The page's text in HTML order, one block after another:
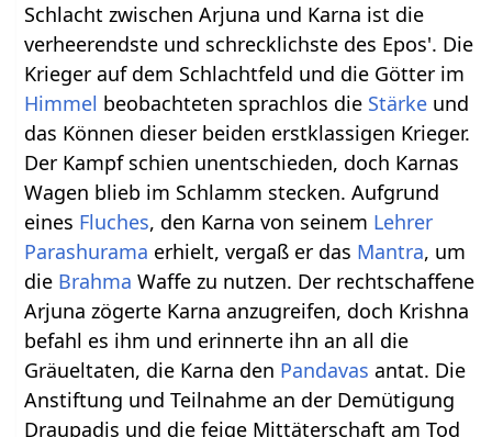
Schlacht zwischen Arjuna und Karna ist die
verheerendste und schrecklichste des Epos'. Die
Krieger auf dem Schlachtfeld und die Götter im
Himmel beobachteten sprachlos die Stärke und
das Können dieser beiden erstklassigen Krieger.
Der Kampf schien unentschieden, doch Karnas
Wagen blieb im Schlamm stecken. Aufgrund
eines Fluches, den Karna von seinem Lehrer
Parashurama erhielt, vergaß er das Mantra, um
die Brahma Waffe zu nutzen. Der rechtschaffene
Arjuna zögerte Karna anzugreifen, doch Krishna
befahl es ihm und erinnerte ihn an all die
Gräueltaten, die Karna den Pandavas antat. Die
Anstiftung und Teilnahme an der Demütigung
Draupadis und die feige Mittäterschaft am Tod